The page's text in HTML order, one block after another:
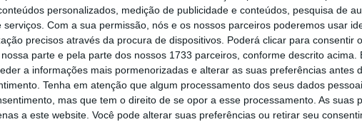
personalizados, medição de publicidade e conteúdos, pesquisa de
Com a sua permissão, nós e os nossos parceiros poderemos usar
precisos através da procura de dispositivos. Poderá clicar para consentir o
parte e pela parte dos nossos 1733 parceiros, conforme descrito acima.
a informações mais pormenorizadas e alterar as suas preferências antes
Tenha em atenção que algum processamento dos seus dados
mas que tem o direito de se opor a esse processamento. As suas
a este website. Você pode alterar suas preferências ou retirar seu
https://eco.sapo.pt/2026/03/31/irao-madeira-avanca-com-apoio-de-3-milhoes-aos-setores-mais-expostos-a-crise-energetica/ Copiar
Premium